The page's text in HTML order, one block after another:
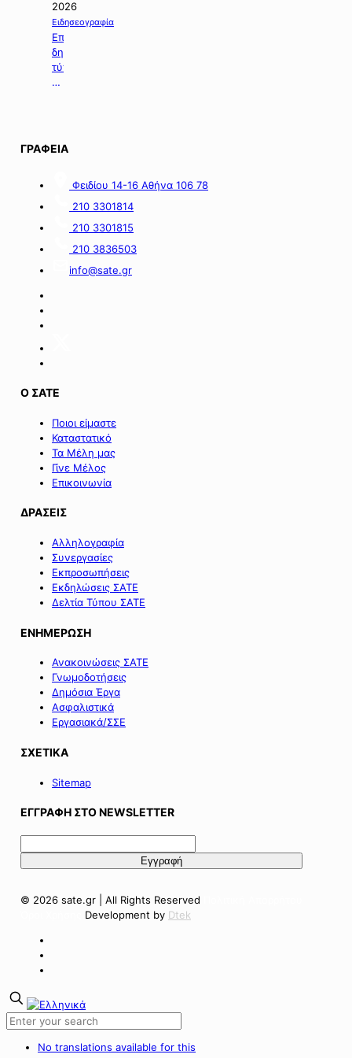
τη
χορήγηση
ενίσχυσης
σε
επιχειρήσεις
της
Σαμοθράκης».
2026
Ειδησεογραφία
Επιλογή
δημοσιευμάτων
τύπου
της
ΓΡΑΦΕΙΑ
Φειδίου 14-16 Αθήνα 106 78
210 3301814
210 3301815
210 3836503
info@sate.gr
Ο ΣΑΤΕ
Ποιοι είμαστε
Καταστατικό
Τα Μέλη μας
Γίνε Μέλος
Επικοινωνία
ΔΡΑΣΕΙΣ
Αλληλογραφία
Συνεργασίες
Εκπροσωπήσεις
Εκδηλώσεις ΣΑΤΕ
Δελτία Τύπου ΣΑΤΕ
ΕΝΗΜΕΡΩΣΗ
Ανακοινώσεις ΣΑΤΕ
Γνωμοδοτήσεις
Δημόσια Έργα
Ασφαλιστικά
Εργασιακά/ΣΣΕ
ΣΧΕΤΙΚΑ
Sitemap
ΕΓΓΡΑΦΗ ΣΤΟ NEWSLETTER
© 2026 sate.gr | All Rights Reserved
Development by Dtek
No translations available for this